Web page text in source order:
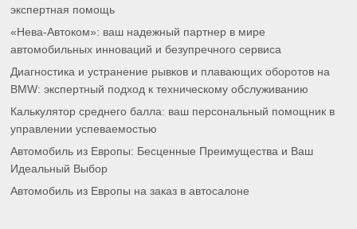
экспертная помощь
«Нева-Автоком»: ваш надежный партнер в мире
автомобильных инноваций и безупречного сервиса
Диагностика и устранение рывков и плавающих оборотов на
BMW: экспертный подход к техническому обслуживанию
Калькулятор среднего балла: ваш персональный помощник в
управлении успеваемостью
Автомобиль из Европы: Бесценные Преимущества и Ваш
Идеальный Выбор
Автомобиль из Европы на заказ в автосалоне